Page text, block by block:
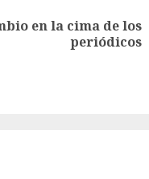
en la cima de los
periódicos